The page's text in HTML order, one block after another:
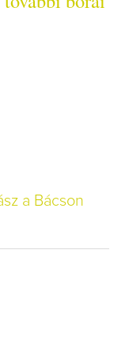
a Bácson